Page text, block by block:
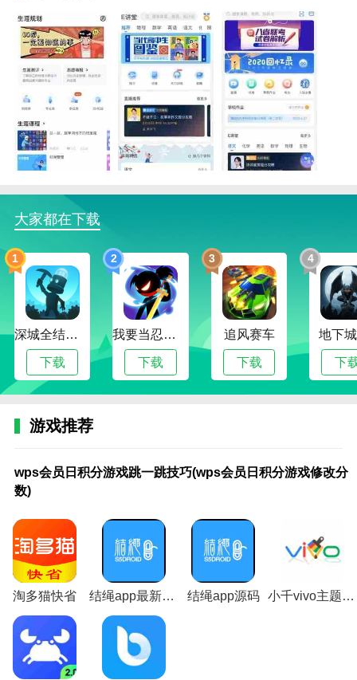
升学e网通会员激活码亮点
1.学习支持随时随地可用。对于用户来说，进入软件学
习非常自由、轻松、简单。
2.升学e网通会员激活码是一款可以轻松提升用户移动
免费在线学习体验的软件。用户可以使用该软件。
各种学习资源都能在软件里找到。
升学e网通会员激活码优势
1.如果用户需要复习提高，升学e网通会员激活码可以
用软件记录自己的学习情况，比如累计学习时间。
2.你也可以用这个软件参加这个软件专门做的模拟测
试。这里有很多模拟考试，包括英语专业的雅思(英语
四八级)。
3.软件方面的教学也会根据不同的类型进行分类，比如
口语、语法、听力、词汇等。用户可以自行选择。
4、升学e网通会员激活码这个软件可以根据你的喜好学
升学e网通会员激活码函数
1.升学e网通会员激活码很多用户都感受到了这个软件
的魅力。通过免费学习，你可以在许多科目上取得进
步。
2.体验丰富的智能语音交互，学习全面的知识，非常全
面的科目设计，让每个人都有进步。
3.教学模式很多，师资力量也很有保障。选择我们喜欢
的。有很多志同道合的朋友。
大家都在下载
1
深城全结局解锁版
下载
2
我要当忍者无限金币版
下载
3
追风赛车
下载
4
地下
下
游戏推荐
会员
日积
分游
一跳
技巧
(wps
会员
日积
分游
戏修
改分
数)
影
忍
游
攻
略
会
员
(火
影
忍
手
游
vip)
会员
日积
一跳
技巧
(wps
跳一
跳技
巧)
影
忍
游
员
(火
影
忍
会
辕
传
悦
(轩
辕
传
心
悦
会
员)
辕
传
悦
礼
包
(轩
传
奇
心
悦
会
员)
会员
怎么
英雄
礼包
怎么
领)
国
服
会
服
会
员
员
(FIFA22
包哪里
兑换)
会员怎么买
(xboxonex
会
员
吗
(ps4
员
有
wps会员日积分游戏跳一跳技巧(wps会员日积分游戏修改分
数)
淘多猫快省 结绳app最新版本 结绳app源码 小千vivo主题助手内测版下载